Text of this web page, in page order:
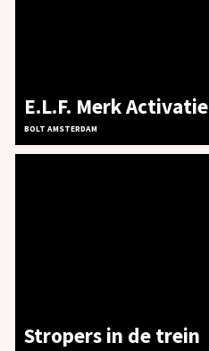
E.L.F. Merk Activatie
BOLT AMSTERDAM
Stropers in de trein